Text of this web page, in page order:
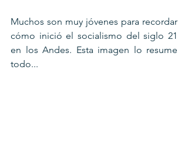
Muchos son muy jóvenes para recordar
cómo inició el socialismo del siglo 21
en los Andes. Esta imagen lo resume
todo...